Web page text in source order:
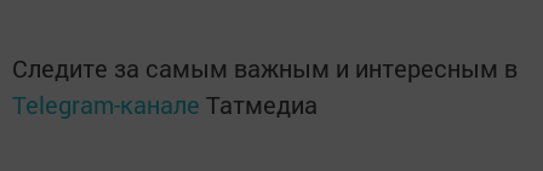
Следите за самым важным и интересным в
Telegram-канале Татмедиа